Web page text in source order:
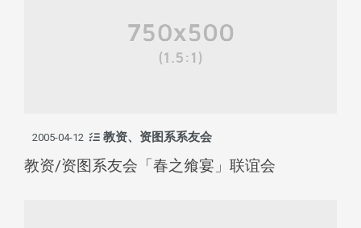
2005-04-12 教资、资图系系友会
教资/资图系友会「春之飨宴」联谊会